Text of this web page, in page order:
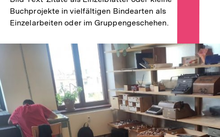
Buchprojekte in vielfältigen Bindearten als
Einzelarbeiten oder im Gruppengeschehen.